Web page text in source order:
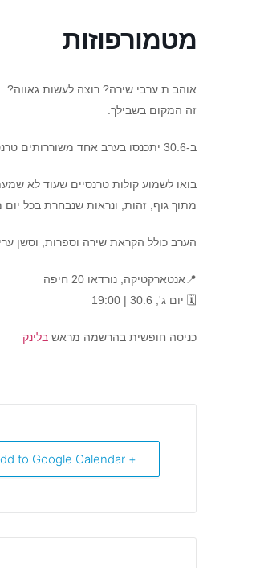
מטמורפוזות
אוהב.ת ערבי שירה? רוצה לעשות גאווה?
זה המקום בשבילך.
ב-30.6 יתכנסו בערב אחד משוררותים טרנסיםות על במה חיפאית אחת.
בואו לשמוע קולות טרנסיים שעוד לא
מתוך גוף, זהות, ונראות שנבחרת בכל
הערב כולל הקראת שירה וספרות, וסשן
📍אנטארקטיקה, נורדאו 20 חיפה
🗓️ יום ג', 30.6 | 19:00
כניסה חופשית בהרשמה מראש בלינק
+ Add to Google Calendar